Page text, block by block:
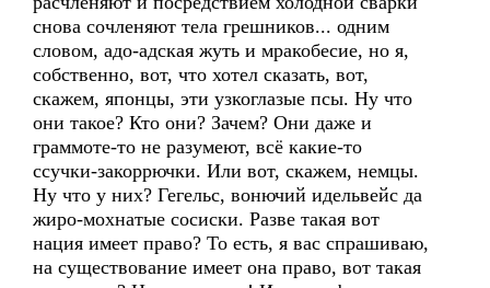
снова сочленяют тела грешников... одним
словом, адо-адская жуть и мракобесие, но я,
собственно, вот, что хотел сказать, вот,
скажем, японцы, эти узкоглазые псы. Ну что
они такое? Кто они? Зачем? Они даже и
граммоте-то не разумеют, всё какие-то
ссучки-закоррючки. Или вот, скажем, немцы.
Ну что у них? Гегельс, вонючий идельвейс да
жиро-мохнатые сосиски. Разве такая вот
нация имеет право? То есть, я вас спрашиваю,
на существование имеет она право, вот такая